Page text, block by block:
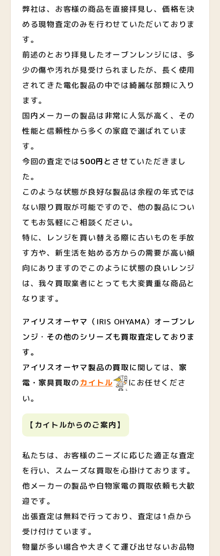
弊社は、お客様の商品を直接拝見し、価格を決
める現物査定のみを行わせていただいておりま
す。
前述のとおり拝見したオーブンレンジには、多
少の傷や汚れが見受けられましたが、長く使用
されてきた電化製品の中では綺麗な部類に入り
ます。
国内メーカーの製品は非常に人気が高く、その
性能と信頼性から多くの家庭で選ばれていま
す。
今回の査定では500円 とさせていただきまし
た。
このような状態が良好な製品は余程の年式では
ない限り買取が可能ですので、他の製品につい
てもお気軽にご相談ください。
特に、レンジを買い替える際に古いものを手放
す方や、新生活を始める方からの需要が高い傾
向にありますのでこのように状態の良いレンジ
は、我々買取業者にとっても大変貴重な商品と
なります。
アイリスオーヤマ（IRIS OHYAMA）オーブンレ
ンジ・その他のシリーズも買取査定しておりま
す。
アイリスオーヤマ製品の買取に関しては、 家
電・家具買取のカイトル
にお任せくださ
い。
【カイトルからのご案内】
私たちは、お客様のニーズに応じた適正な査定
を行い、スムーズな買取を心掛けております。
他メーカーの製品や白物家電の買取依頼も大歓
迎です。
出張査定は無料で行っており、査定は1点から
受け付けています。
物量が多い場合や大きくて運び出せないお品物